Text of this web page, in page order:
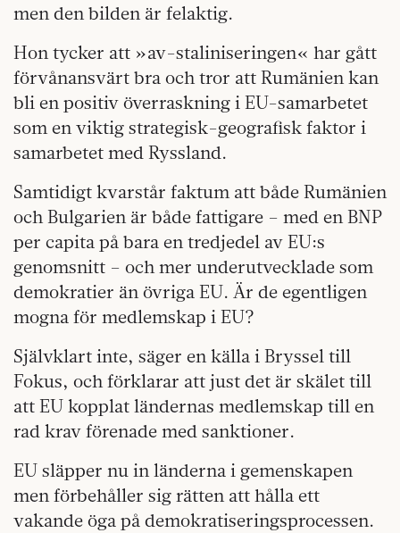
men den bilden är felaktig.
Hon tycker att »av-staliniseringen« har gått
förvånansvärt bra och tror att Rumänien kan
bli en positiv överraskning i EU-samarbetet
som en viktig strategisk-geografisk faktor i
samarbetet med Ryssland.
Samtidigt kvarstår faktum att både Rumänien
och Bulgarien är både fattigare – med en BNP
per capita på bara en tredjedel av EU:s
genomsnitt – och mer underutvecklade som
demokratier än övriga EU. Är de egentligen
mogna för medlemskap i EU?
Självklart inte, säger en källa i Bryssel till
Fokus, och förklarar att just det är skälet till
att EU kopplat ländernas medlemskap till en
rad krav förenade med sanktioner.
EU släpper nu in länderna i gemenskapen
men förbehåller sig rätten att hålla ett
vakande öga på demokratiseringsprocessen.